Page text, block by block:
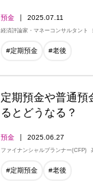
預金 2025.07.11
経済評論家・マネーコンサルタント
#定期預金 #老後
定期預金や普通預
るとどうなる？
預金 2025.06.27
ファイナンシャルプランナー(CFP)
#定期預金 #老後